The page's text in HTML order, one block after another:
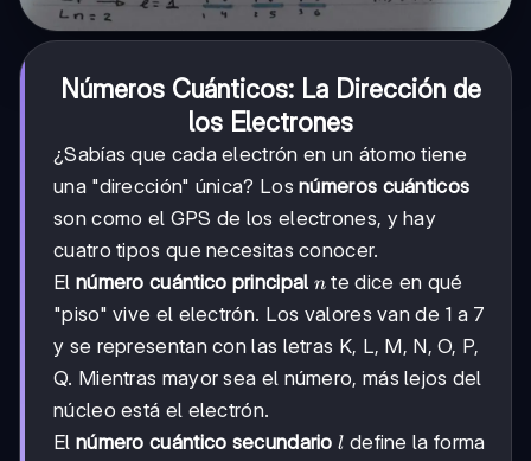
Números Cuánticos: La Dirección de
los Electrones
¿Sabías que cada electrón en un átomo tiene
una "dirección" única? Losnúmeros cuánticos
son como el GPS de los electrones, y hay
cuatro tipos que necesitas conocer.
El número cuántico principal n
n te dice en qué
"piso" vive el electrón. Los valores van de 1 a 7
y se representan con las letras K, L, M, N, O, P,
Q. Mientras mayor sea el número, más lejos del
núcleo está el electrón.
El número cuántico secundariol
l define la forma